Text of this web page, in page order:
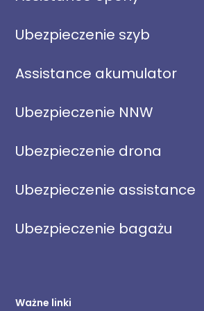
Ubezpieczenie szyb
Assistance akumulator
Ubezpieczenie NNW
Ubezpieczenie drona
Ubezpieczenie assistance
Ubezpieczenie bagażu
Ważne linki